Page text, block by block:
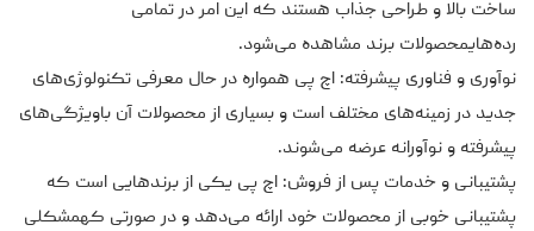
ساخت بالا و طراحی جذاب هستند که این امر در تمامی
رده‌هایمحصولات برند مشاهده می‌شود.
نوآوری و فناوری پیشرفته: اچ پی همواره در حال معرفی تکنولوژی‌های
جدید در زمینه‌های مختلف است و بسیاری از محصولات آن باویژگی‌های
پیشرفته و نوآورانه عرضه می‌شوند.
پشتیبانی و خدمات پس از فروش: اچ پی یکی از برندهایی است که
پشتیبانی خوبی از محصولات خود ارائه می‌دهد و در صورتی کهمشکلی